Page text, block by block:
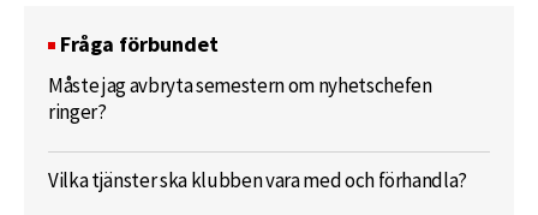
Fråga förbundet
Måste jag avbryta semestern om nyhetschefen
ringer?
Vilka tjänster ska klubben vara med och förhandla?